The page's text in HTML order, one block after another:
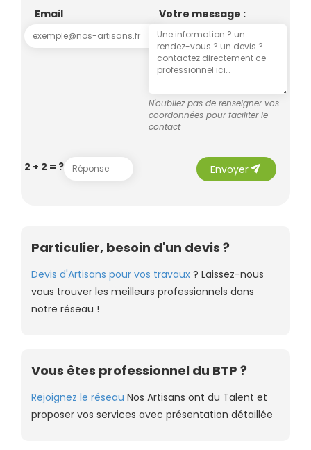
Email Votre message :
N'oubliez pas de renseigner vos
coordonnées pour faciliter le
contact
2 + 2 = ? Envoyersend
Particulier, besoin d'un devis ?
Devis d'Artisans pour vos travaux ? Laissez-nous
vous trouver les meilleurs professionnels dans
notre réseau !
Vous êtes professionnel du BTP ?
Rejoignez le réseau Nos Artisans ont du Talent et
proposer vos services avec présentation détaillée